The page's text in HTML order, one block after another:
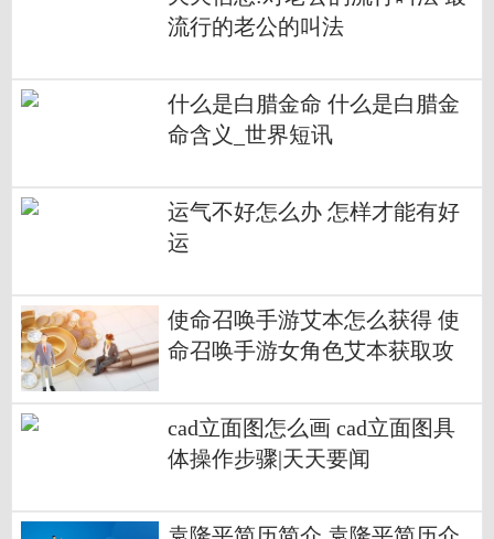
流行的老公的叫法
什么是白腊金命 什么是白腊金
命含义_世界短讯
运气不好怎么办 怎样才能有好
运
使命召唤手游艾本怎么获得 使
命召唤手游女角色艾本获取攻
cad立面图怎么画 cad立面图具
体操作步骤|天天要闻